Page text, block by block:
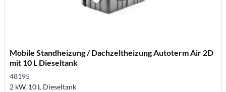
Mobile Standheizung / Dachzeltheizung Autoterm Air 2D
mit 10 L Dieseltank
48195
2 kW, 10 L Dieseltank